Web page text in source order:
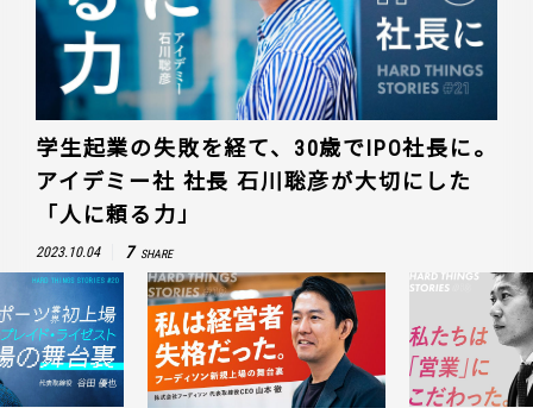
学生起業の失敗を経て、30歳でIPO社長に。
アイデミー社 社長 石川聡彦が大切にした
「人に頼る力」
2023.10.04 7 SHARE